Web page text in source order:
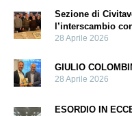
Sezione di
l’interscambio
28 Aprile 2026
GIULIO
28 Aprile 2026
ESORDIO IN